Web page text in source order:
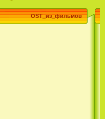
Эпик / Epic (2013)
OST_из_фильмов